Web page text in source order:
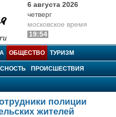
6 августа 2026
четверг
московское время
19:54
ОБЩЕСТВО ТУРИЗМ
ПРОИСШЕСТВИЯ
полиции
жителей